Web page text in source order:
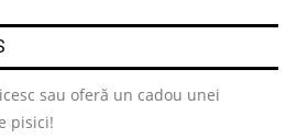
sau oferă un cadou unei
pisici!